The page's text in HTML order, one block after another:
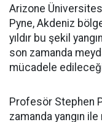
Arizone
Pyne, Akdeniz
yıldır bu şekil
son zamanda
mücadele
Profesör Stephen
zamanda yangın